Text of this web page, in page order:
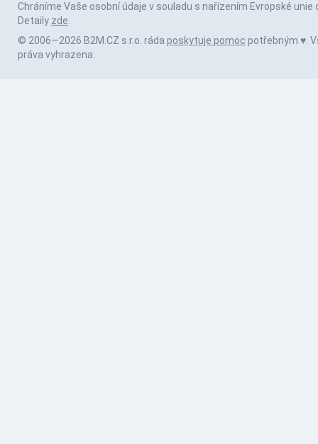
Chráníme Vaše osobní údaje v souladu s nařízením Evropské unie
Detaily zde.
© 2006—2026 B2M.CZ s.r.o. ráda poskytuje pomoc potřebným ♥️.
práva vyhrazena.